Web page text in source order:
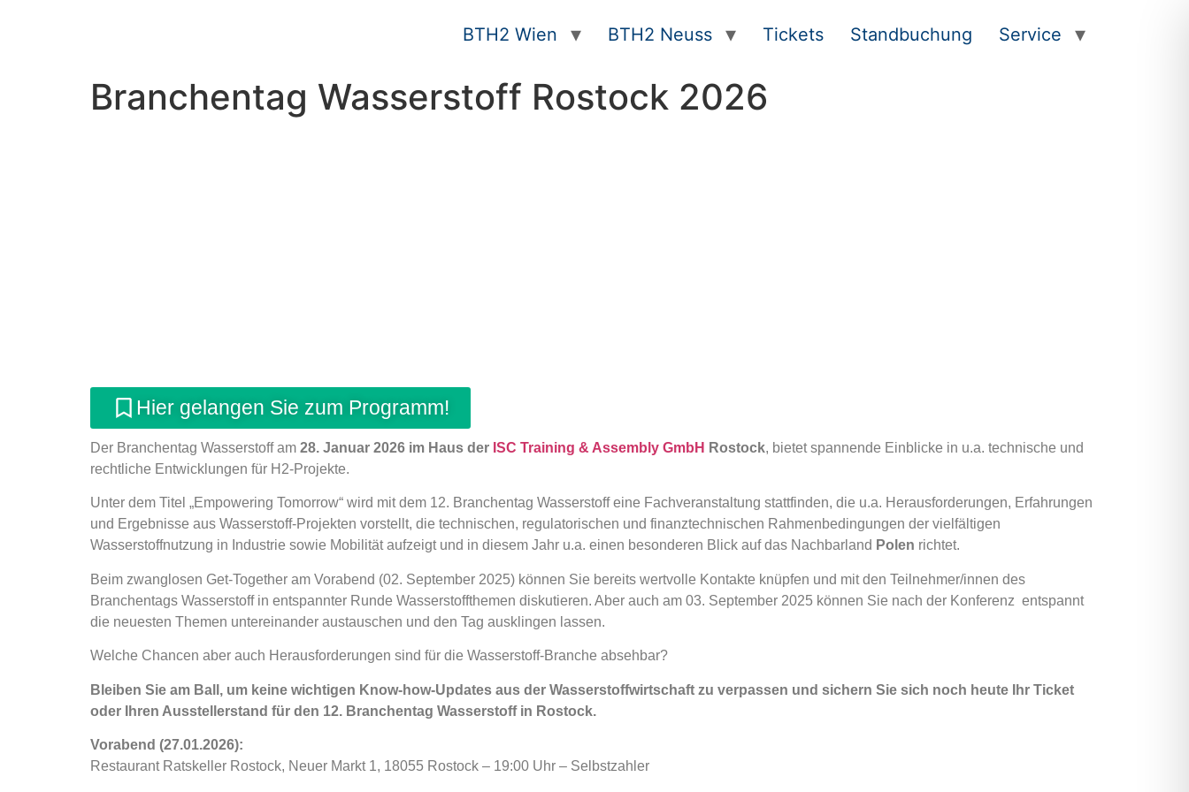
BTH2 Wien BTH2 Neuss Tickets Standbuchung Service
Branchentag Wasserstoff Rostock 2026
Hier gelangen Sie zum Programm!
Der Branchentag Wasserstoff am 28. Januar 2026 im Haus der ISC Training & Assembly GmbH Rostock, bietet spannende Einblicke in u.a. technische und
rechtliche Entwicklungen für H2-Projekte.
Unter dem Titel „Empowering Tomorrow“ wird mit dem 12. Branchentag Wasserstoff eine Fachveranstaltung stattfinden, die u.a. Herausforderungen, Erfahrungen
und Ergebnisse aus Wasserstoff-Projekten vorstellt, die technischen, regulatorischen und finanztechnischen Rahmenbedingungen der vielfältigen
Wasserstoffnutzung in Industrie sowie Mobilität aufzeigt und in diesem Jahr u.a. einen besonderen Blick auf das Nachbarland Polen richtet.
Beim zwanglosen Get-Together am Vorabend (02. September 2025) können Sie bereits wertvolle Kontakte knüpfen und mit den Teilnehmer/innen des
Branchentags Wasserstoff in entspannter Runde Wasserstoffthemen diskutieren. Aber auch am 03. September 2025 können Sie nach der Konferenz entspannt
die neuesten Themen untereinander austauschen und den Tag ausklingen lassen.
Welche Chancen aber auch Herausforderungen sind für die Wasserstoff-Branche absehbar?
Bleiben Sie am Ball, um keine wichtigen Know-how-Updates aus der Wasserstoffwirtschaft zu verpassen und sichern Sie sich noch heute Ihr Ticket
oder Ihren Ausstellerstand für den 12. Branchentag Wasserstoff in Rostock.
Vorabend (27.01.2026):
Restaurant Ratskeller Rostock, Neuer Markt 1, 18055 Rostock – 19:00 Uhr – Selbstzahler